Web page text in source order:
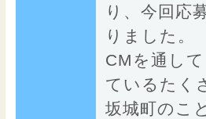
り、今回応
りました。
CMを通し
ているたく
坂城町のこ